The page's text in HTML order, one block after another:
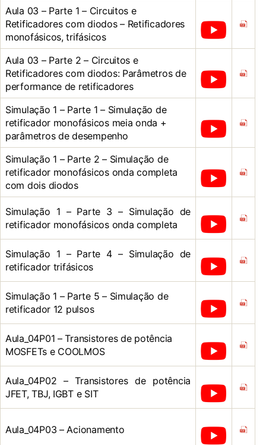
Aula 03 – Parte 1 – Circuitos e
Retificadores com diodos – Retificadores
monofásicos, trifásicos
Aula 03 – Parte 2 – Circuitos e
Retificadores com diodos: Parâmetros de
performance de retificadores
Simulação 1 – Parte 1 – Simulação de
retificador monofásicos meia onda +
parâmetros de desempenho
Simulação 1 – Parte 2 – Simulação de
retificador monofásicos onda completa
com dois diodos
Simulação 1 – Parte 3 – Simulação de
retificador monofásicos onda completa
Simulação 1 – Parte 4 – Simulação de
retificador trifásicos
Simulação 1 – Parte 5 – Simulação de
retificador 12 pulsos
Aula_04P01 – Transistores de potência
MOSFETs e COOLMOS
Aula_04P02 – Transistores de potência
JFET, TBJ, IGBT e SIT
Aula_04P03 – Acionamento